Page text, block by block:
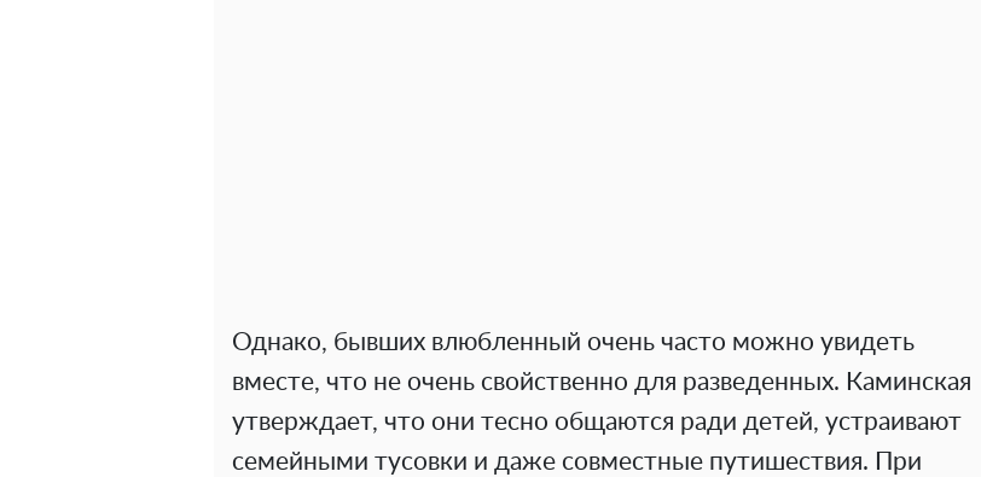
Однако, бывших влюбленный очень часто можно увидеть
вместе, что не очень свойственно для разведенных. Каминская
утверждает, что они тесно общаются ради детей, устраивают
семейными тусовки и даже совместные путишествия. При